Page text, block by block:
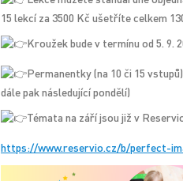
15 lekcí za 3500 Kč ušetříte celkem
Kroužek bude v termínu od 5. 9.
Permanentky (na 10 či 15
dále pak následující pondělí)
Témata na září jsou již v
https://www.reservio.cz/b/perfect-